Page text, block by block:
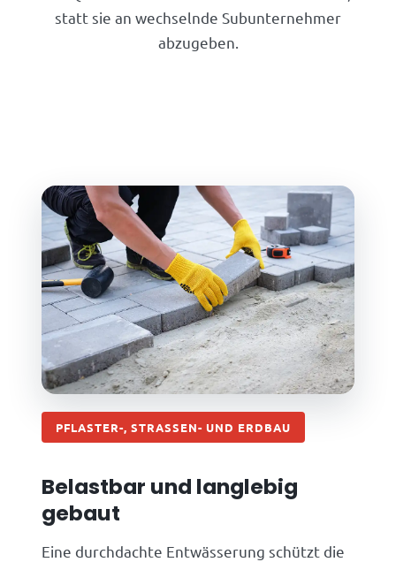
statt sie an wechselnde Subunternehmer
abzugeben.
PFLASTER-, STRASSEN- UND ERDBAU
Belastbar und langlebig
gebaut
Eine durchdachte Entwässerung schützt die